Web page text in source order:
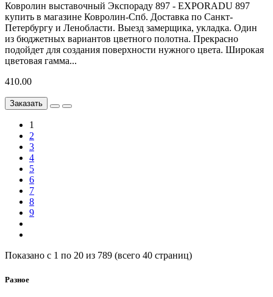
Ковролин выставочный Экспораду 897 - EXPORADU 897
купить в магазине Ковролин-Спб. Доставка по Санкт-
Петербургу и Ленобласти. Выезд замерщика, укладка. Один
из бюджетных вариантов цветного полотна. Прекрасно
подойдет для создания поверхности нужного цвета. Широкая
цветовая гамма...
410.00
Заказать
1
2
3
4
5
6
7
8
9
Показано с 1 по 20 из 789 (всего 40 страниц)
Разное